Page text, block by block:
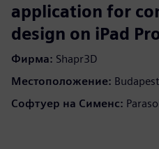
application for
design on iPad
Фирма: Shapr3D
Местоположение:
Софтуер на Сименс: